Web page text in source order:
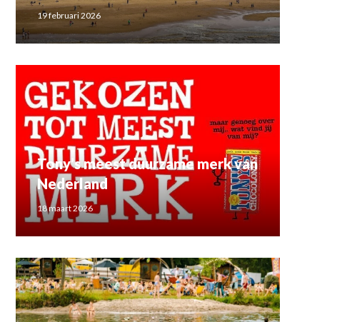
19 februari 2026
Tony’s meest duurzame merk van
Nederland
18 maart 2026